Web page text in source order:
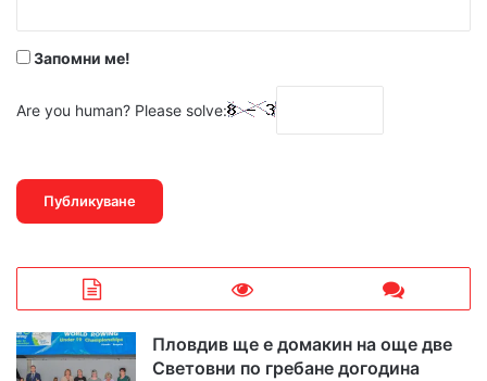
Запомни ме!
Are you human? Please solve:
Пловдив ще е домакин на още две
Световни по гребане догодина